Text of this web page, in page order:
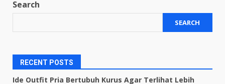
Search
SEARCH
RECENT POSTS
Ide Outfit Pria Bertubuh Kurus Agar Terlihat Lebih